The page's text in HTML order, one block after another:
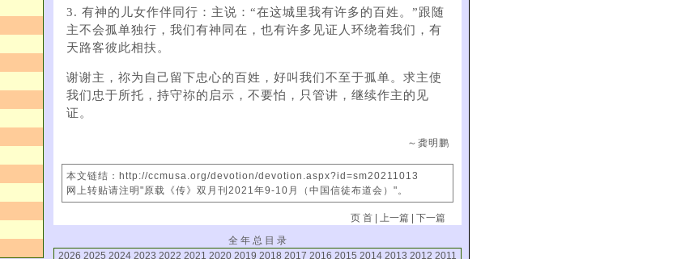
3. 有神的儿女作伴同行：主说：“在这城里我有许多的百姓。”跟随
主不会孤单独行，我们有神同在，也有许多见证人环绕着我们，有
天路客彼此相扶。
谢谢主，祢为自己留下忠心的百姓，好叫我们不至于孤单。求主使
我们忠于所托，持守祢的启示，不要怕，只管讲，继续作主的见
证。
～龚明鹏
本文链结：http://ccmusa.org/devotion/devotion.aspx?id=sm20211013
网上转贴请注明"原载《传》双月刊2021年9-10月（中国信徒布道会）"。
页 首 | 上一篇 |下一篇
全 年 总 目 录
2026 2025 2024 2023 2022 2021 2020 2019 2018 2017 2016 2015 2014 2013 2012 2011